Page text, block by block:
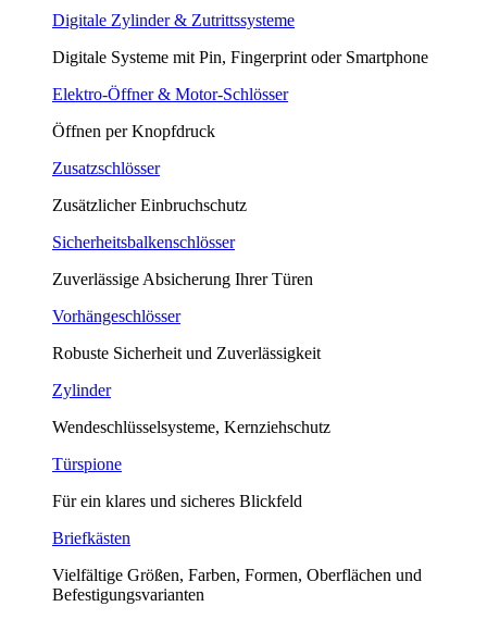
Digitale Zylinder & Zutrittssysteme
Digitale Systeme mit Pin, Fingerprint oder Smartphone
Elektro-Öffner & Motor-Schlösser
Öffnen per Knopfdruck
Zusatzschlösser
Zusätzlicher Einbruchschutz
Sicherheitsbalkenschlösser
Zuverlässige Absicherung Ihrer Türen
Vorhängeschlösser
Robuste Sicherheit und Zuverlässigkeit
Zylinder
Wendeschlüsselsysteme, Kernziehschutz
Türspione
Für ein klares und sicheres Blickfeld
Briefkästen
Vielfältige Größen, Farben, Formen, Oberflächen und
Befestigungsvarianten